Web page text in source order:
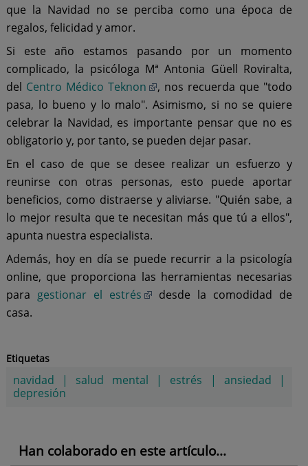
que la Navidad no se perciba como una época de
regalos, felicidad y amor.
Si este año estamos pasando por un momento
complicado, la psicóloga Mª Antonia Güell Roviralta,
del Centro Médico Teknon
, nos recuerda que "todo
pasa, lo bueno y lo malo". Asimismo, si no se quiere
celebrar la Navidad, es importante pensar que no es
obligatorio y, por tanto, se pueden dejar pasar.
En el caso de que se desee realizar un esfuerzo y
reunirse con otras personas, esto puede aportar
beneficios, como distraerse y aliviarse. "Quién sabe, a
lo mejor resulta que te necesitan más que tú a ellos",
apunta nuestra especialista.
Además, hoy en día se puede recurrir a la psicología
online, que proporciona las herramientas necesarias
para gestionar el estrés
desde la comodidad de
casa.
Etiquetas
navidad | salud mental | estrés | ansiedad |
depresión
Han colaborado en este artículo...